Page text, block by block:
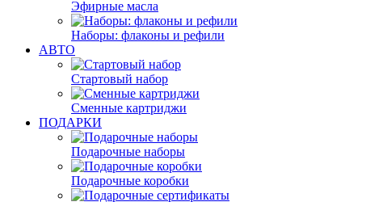
Эфирные масла
Наборы: флаконы и рефили
АВТО
Стартовый набор
Сменные картриджи
ПОДАРКИ
Подарочные наборы
Подарочные коробки